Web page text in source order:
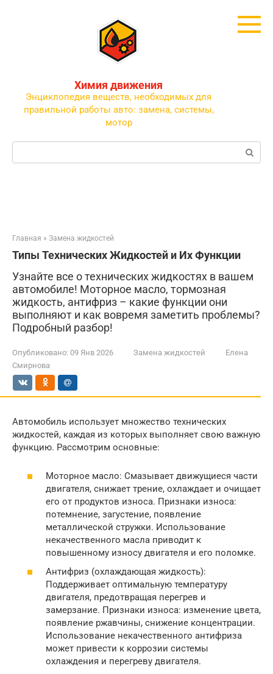
Химия движения
Энциклопедия веществ, необходимых для
правильной работы авто: замена, системы,
мотор
Поиск:
Главная » Замена жидкостей
Типы Технических Жидкостей и Их Функции
Узнайте все о технических жидкостях в вашем
автомобиле! Моторное масло, тормозная
жидкость, антифриз – какие функции они
выполняют и как вовремя заметить проблемы?
Подробный разбор!
Опубликовано: 09 Янв 2026 Замена жидкостей
Елена
Смирнова
Автомобиль использует множество технических
жидкостей, каждая из которых выполняет свою важную
функцию. Рассмотрим основные:
Моторное масло: Смазывает движущиеся части
двигателя, снижает трение, охлаждает и очищает
его от продуктов износа. Признаки износа:
потемнение, загустение, появление
металлической стружки. Использование
некачественного масла приводит к
повышенному износу двигателя и его поломке.
Антифриз (охлаждающая жидкость):
Поддерживает оптимальную температуру
двигателя, предотвращая перегрев и
замерзание. Признаки износа: изменение цвета,
появление ржавчины, снижение концентрации.
Использование некачественного антифриза
может привести к коррозии системы
охлаждения и перегреву двигателя.